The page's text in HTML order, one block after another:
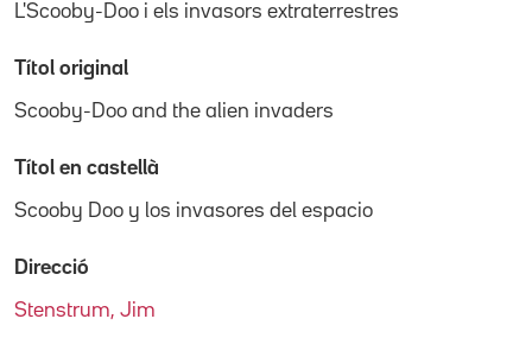
L'Scooby-Doo i els invasors extraterrestres
Títol original
Scooby-Doo and the alien invaders
Títol en castellà
Scooby Doo y los invasores del espacio
Direcció
Stenstrum, Jim